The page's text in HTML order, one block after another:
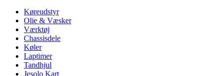
Køreudstyr
Olie & Væsker
Værktøj
Chassisdele
Køler
Laptimer
Tandhjul
Jesolo Kart